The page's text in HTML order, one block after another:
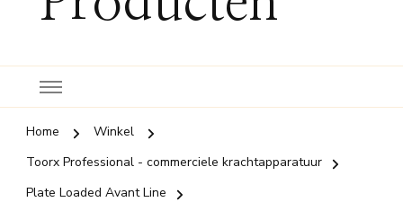
Home
Winkel
Toorx Professional - commerciele krachtapparatuur
Plate Loaded Avant Line